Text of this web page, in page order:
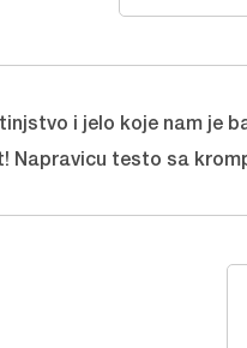
i jelo koje nam je
Napravicu testo sa